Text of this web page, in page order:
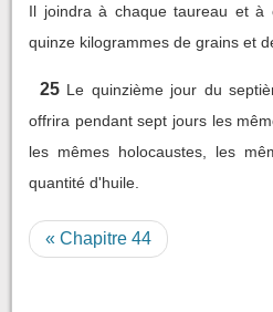
Il joindra à chaque taureau et à
quinze kilogrammes de grains et
25 Le quinzième jour du
offrira pendant sept jours les
les mêmes holocaustes, les
quantité d'huile.
« Chapitre 44